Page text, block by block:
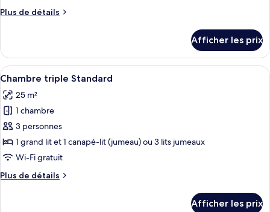
chambre :
double
Plus de détails
Plus
Chambre
Standard
double
Afficher les prix
Afficher
toutes
les
photos
pour
ce
type
chambre :
Une chambre à coucher avec un lit,
9
Chambre triple Standard
25 m²
1 chambre
3 personnes
1 grand lit et 1 canapé-lit (jumeau) ou 3 lits jumeaux
Wi-Fi gratuit
Plus de détails
Plus
Afficher les prix